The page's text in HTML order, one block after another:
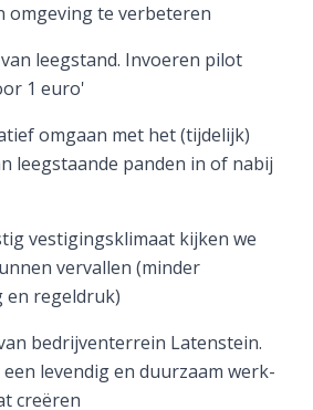
omgeving te verbeteren
leegstand. Invoeren pilot
1 euro'
omgaan met het (tijdelijk)
leegstaande panden in of nabij
vestigingsklimaat kijken we
vervallen (minder
en regeldruk)
bedrijventerrein Latenstein.
levendig en duurzaam werk-
creëren